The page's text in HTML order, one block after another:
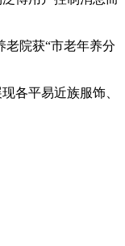
院获“市老年养分
各平易近族服饰、